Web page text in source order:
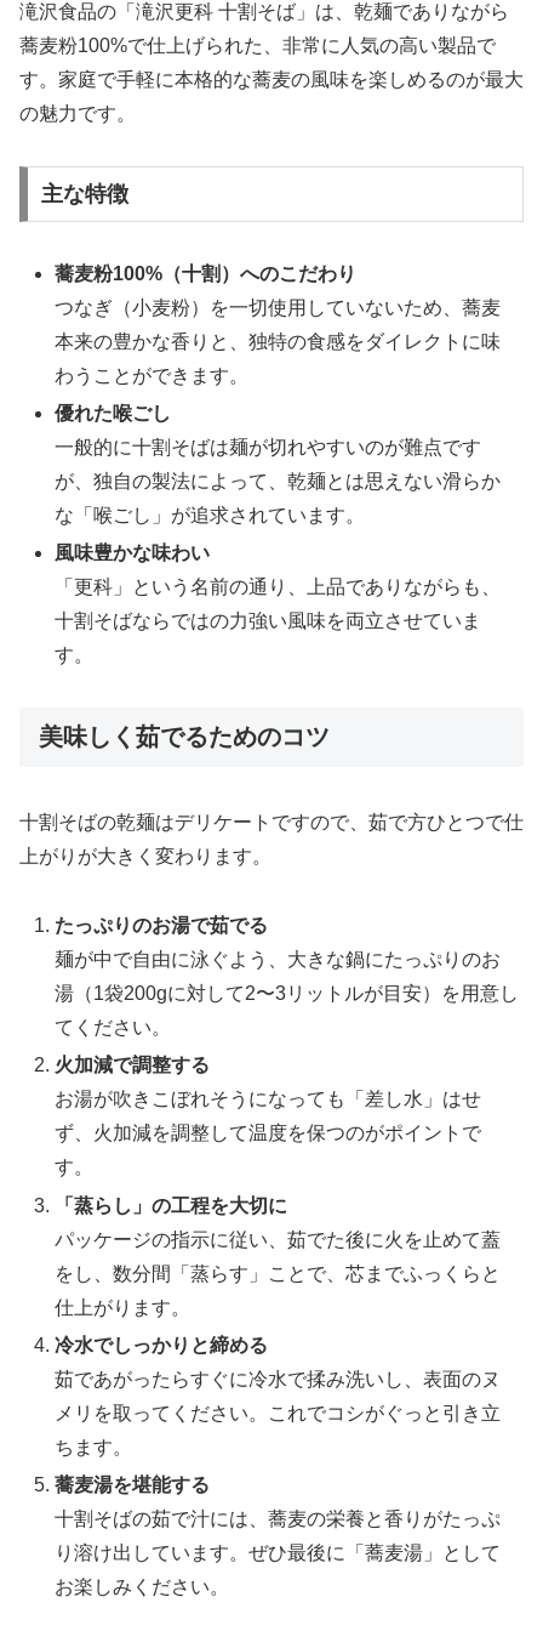
滝沢食品の「滝沢更科 十割そば」は、乾麺でありながら
蕎麦粉100%で仕上げられた、非常に人気の高い製品で
す。家庭で手軽に本格的な蕎麦の風味を楽しめるのが最大
の魅力です。
主な特徴
蕎麦粉100%（十割）へのこだわり
つなぎ（小麦粉）を一切使用していないため、蕎麦
本来の豊かな香りと、独特の食感をダイレクトに味
わうことができます。
優れた喉ごし
一般的に十割そばは麺が切れやすいのが難点です
が、独自の製法によって、乾麺とは思えない滑らか
な「喉ごし」が追求されています。
風味豊かな味わい
「更科」という名前の通り、上品でありながらも、
十割そばならではの力強い風味を両立させていま
す。
美味しく茹でるためのコツ
十割そばの乾麺はデリケートですので、茹で方ひとつで仕
上がりが大きく変わります。
たっぷりのお湯で茹でる
麺が中で自由に泳ぐよう、大きな鍋にたっぷりのお
湯（1袋200gに対して2〜3リットルが目安）を用意し
てください。
火加減で調整する
お湯が吹きこぼれそうになっても「差し水」はせ
ず、火加減を調整して温度を保つのがポイントで
す。
「蒸らし」の工程を大切に
パッケージの指示に従い、茹でた後に火を止めて蓋
をし、数分間「蒸らす」ことで、芯までふっくらと
仕上がります。
冷水でしっかりと締める
茹であがったらすぐに冷水で揉み洗いし、表面のヌ
メリを取ってください。これでコシがぐっと引き立
ちます。
蕎麦湯を堪能する
十割そばの茹で汁には、蕎麦の栄養と香りがたっぷ
り溶け出しています。ぜひ最後に「蕎麦湯」として
お楽しみください。